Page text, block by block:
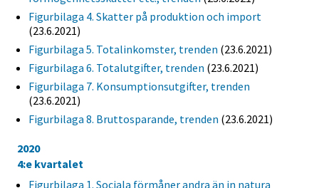
Figurbilaga 4. Skatter på produktion och import
(23.6.2021)
Figurbilaga 5. Totalinkomster, trenden (23.6.2021)
Figurbilaga 6. Totalutgifter, trenden (23.6.2021)
Figurbilaga 7. Konsumptionsutgifter, trenden
(23.6.2021)
Figurbilaga 8. Bruttosparande, trenden (23.6.2021)
2020
4:e kvartalet
Figurbilaga 1. Sociala förmåner andra än in natura